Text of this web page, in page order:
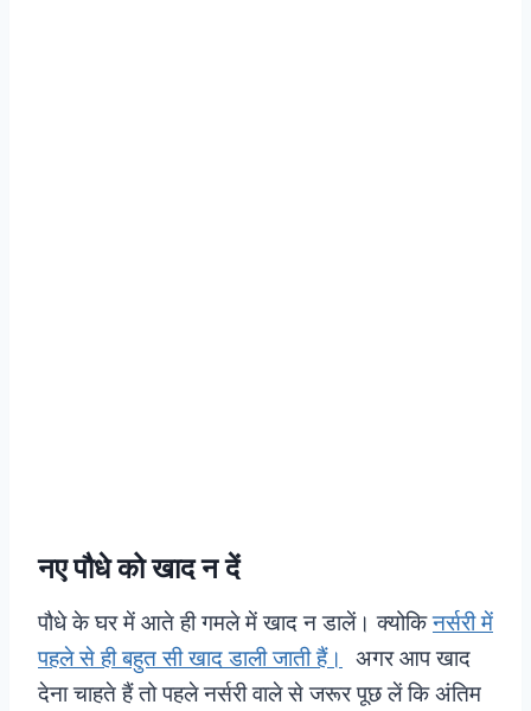
नए पौधे को खाद न दें
पौधे के घर में आते ही गमले में खाद न डालें। क्योकिनर्सरी में
पहले से ही बहुत सी खाद डाली जाती हैं। अगर आप खाद
देना चाहते हैं तो पहले नर्सरी वाले से जरूर पूछ लें कि अंतिम